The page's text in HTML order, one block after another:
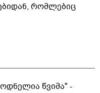
რომლებიც
წვიმა" -